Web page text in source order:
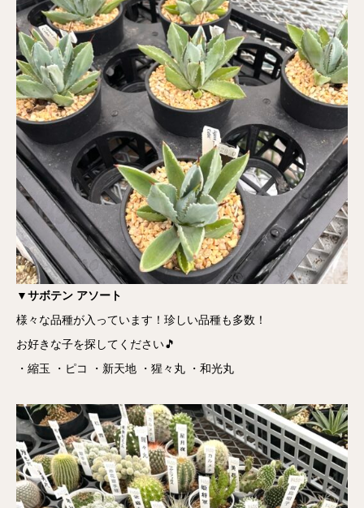
▼サボテン アソート
様々な品種が入っています！珍しい品種も多数！
お好きな子を探してください🎵
・縮玉 ・ピコ ・新天地 ・猩々丸 ・和光丸